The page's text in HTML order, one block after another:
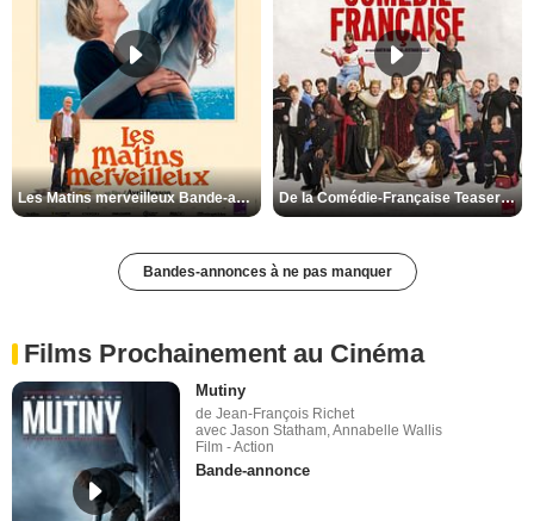
Les Matins merveilleux Bande-annonce VF De la Comédie-Française Teaser VF
Bandes-annonces à ne pas manquer
Films Prochainement au Cinéma
Mutiny
de Jean-François Richet
avec Jason Statham, Annabelle Wallis
Film - Action
Bande-annonce